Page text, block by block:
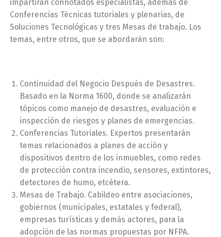
impartirán connotados especialistas, además de
Conferencias Técnicas tutoriales y plenarias, de
Soluciones Tecnológicas y tres Mesas de trabajo. Los
temas, entre otros, que se abordarán son:
Continuidad del Negocio Después de Desastres.
Basado en la Norma 1600, donde se analizarán
tópicos como manejo de desastres, evaluación e
inspección de riesgos y planes de emergencias.
Conferencias Tutoriales. Expertos presentarán
temas relacionados a planes de acción y
dispositivos dentro de los inmuebles, como redes
de protección contra incendio, sensores, extintores,
detectores de humo, etcétera.
Mesas de Trabajo. Cabildeo entre asociaciones,
gobiernos (municipales, estatales y federal),
empresas turísticas y demás actores, para la
adopción de las normas propuestas por NFPA.